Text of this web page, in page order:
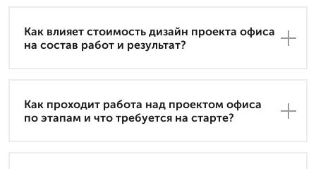
Как влияет стоимость дизайн проекта офиса
на состав работ и результат?
Как проходит работа над проектом офиса
по этапам и что требуется на старте?